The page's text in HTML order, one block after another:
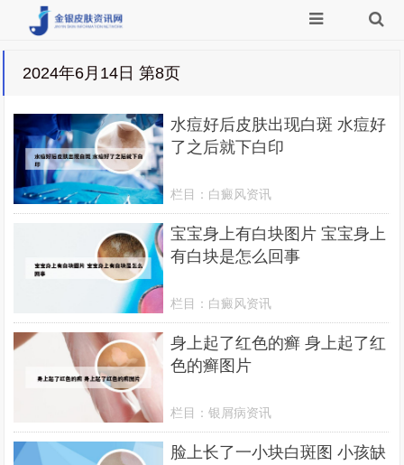
2024年6月14日 第8页
水痘好后皮肤出现白斑 水痘好
了之后就下白印
栏目： 白癜风资讯
宝宝身上有白块图片 宝宝身上
有白块是怎么回事
栏目： 白癜风资讯
身上起了红色的癣 身上起了红
色的癣图片
栏目：银屑病资讯
脸上长了一小块白斑图 小孩缺